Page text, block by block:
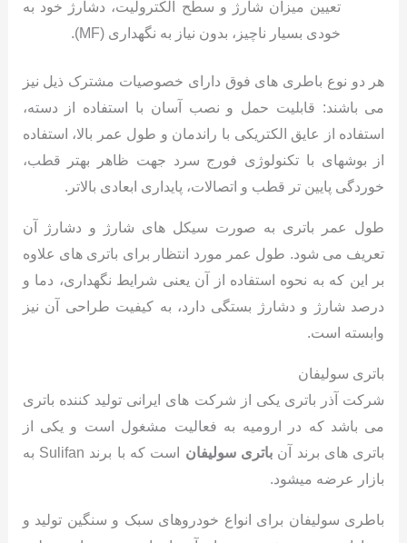
تعیین میزان شارژ و سطح الکترولیت، دشارژ خود به
خودی بسیار ناچیز، بدون نیاز به نگهداری (MF).
هر دو نوع باطری های فوق دارای خصوصیات مشترک ذیل نیز
می باشند: قابلیت حمل و نصب آسان با استفاده از دسته،
استفاده از عایق الکتریکی با راندمان و طول عمر بالا، استفاده
از بوشهای با تکنولوژی فورج سرد جهت ظاهر بهتر قطب،
خوردگی پایین تر قطب و اتصالات، پایداری ابعادی بالاتر.
طول عمر باتری به صورت سیکل های شارژ و دشارژ آن
تعریف می شود. طول عمر مورد انتظار برای باتری های علاوه
بر این که به نحوه استفاده از آن یعنی شرایط نگهداری، دما و
درصد شارژ و دشارژ بستگی دارد، به کیفیت طراحی آن نیز
وابسته است.
باتری سولیفان
شرکت آذر باتری یکی از شرکت های ایرانی تولید کننده باتری
می باشد که در ارومیه به فعالیت مشغول است و یکی از
باتری های برند آن باتری سولیفان
است که با برند Sulifan به
بازار عرضه میشود.
باطری سولیفان برای انواع خودروهای سبک و سنگین تولید و